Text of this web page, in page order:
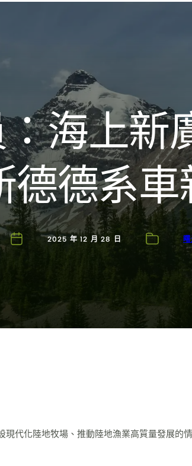
海上新
德德系
2025 年 12 月 28 日
現代化陸地牧場、推動陸地漁業高質量發展的情